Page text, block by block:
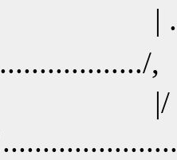
ﾊ/
ﾊ/ ...